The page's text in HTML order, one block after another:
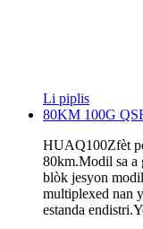
Li piplis
80KM 100G
HUAQ100Zfèt
80km.Modil sa a
blòk jesyon
multiplexed nan
estanda